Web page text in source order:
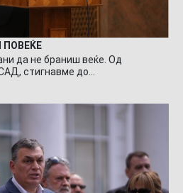
ПОВЕЌЕ
да не браниш веќе. Од
стигнавме до…